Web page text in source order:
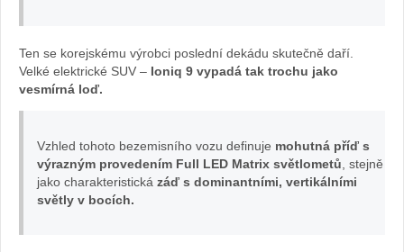
autě.cz
Ten se korejskému výrobci poslední dekádu skutečně daří.
Velké elektrické SUV – Ioniq 9 vypadá tak trochu jako
vesmírná loď.
Vzhled tohoto bezemisního vozu definuje mohutná příď s
výrazným provedením Full LED Matrix světlometů , stejně
jako charakteristická záď s dominantními, vertikálními
světly v bocích.